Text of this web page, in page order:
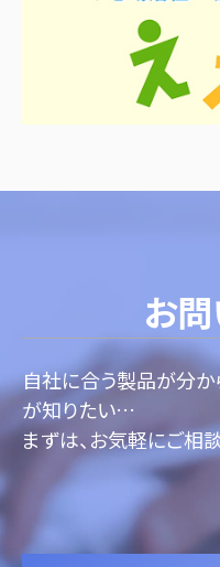
お
自社に合う製品が分か
が知りたい…
まずは、お気軽にご相